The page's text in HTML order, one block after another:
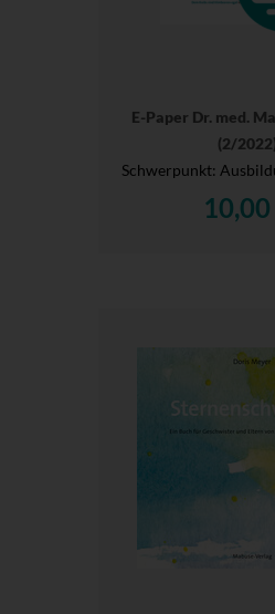
E-Paper Dr. med.
(2/2022)
Schwerpunkt: